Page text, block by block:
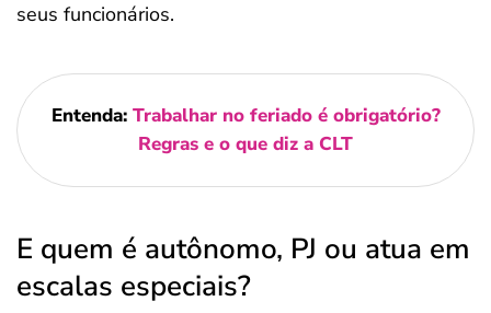
seus funcionários.
Entenda: Trabalhar no feriado é obrigatório?
Regras e o que diz a CLT
E quem é autônomo, PJ ou atua em
escalas especiais?